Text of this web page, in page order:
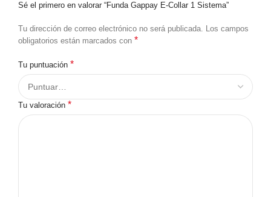
Sé el primero en valorar “Funda Gappay E-Collar 1 Sistema”
Tu dirección de correo electrónico no será publicada. Los campos
obligatorios están marcados con *
Tu puntuación *
Tu valoración *